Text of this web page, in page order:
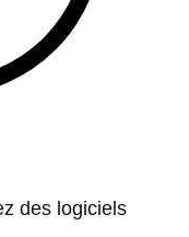
des logiciels